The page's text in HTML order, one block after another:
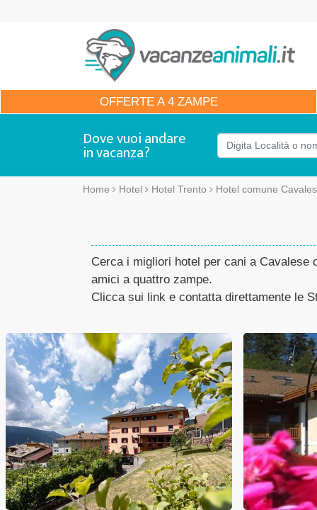
OFFERTEA 4 ZAMPE
Dove vuoi andare
in vacanza?
Home Hotel Hotel Trento Hotel comune
Cerca i migliori hotel per cani a
amici a quattro zampe.
Clicca sui link e contatta direttamente le